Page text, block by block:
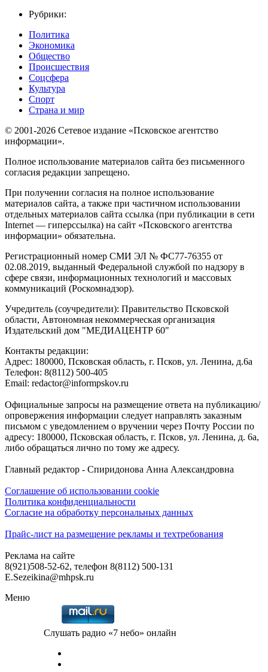
Рубрики:
Политика
Экономика
Общество
Происшествия
Соцсфера
Культура
Спорт
Страна и мир
© 2001-2026 Сетевое издание «Псковское агентство
информации».
Полное использование материалов сайта без письменного
согласия редакции запрещено.
При получении согласия на полное использование
материалов сайта, а также при частичном использовании
отдельных материалов сайта ссылка (при публикации в сети
Internet — гиперссылка) на сайт «Псковского агентства
информации» обязательна.
Регистрационный номер СМИ ЭЛ № ФС77-76355 от
02.08.2019, выданный Федеральной службой по надзору в
сфере связи, информационных технологий и массовых
коммуникаций (Роскомнадзор).
Учредитель (соучредители): Правительство Псковской
области, Автономная некоммерческая организация
Издательский дом "МЕДИАЦЕНТР 60"
Контакты редакции:
Адреc: 180000, Псковская область, г. Псков, ул. Ленина, д.6а
Телефон: 8(8112) 500-405
Email: redactor@informpskov.ru
Официальные запросы на размещение ответа на публикацию/
опровержения информации следует направлять заказным
письмом с уведомлением о вручении через Почту России по
адресу: 180000, Псковская область, г. Псков, ул. Ленина, д. 6а,
либо обращаться лично по тому же адресу.
Главный редактор - Спиридонова Анна Александровна
Соглашение об использовании cookie
Политика конфиденциальности
Согласие на обработку персональных данных
Прайс-лист на размещение рекламы и техтребования
Реклама на сайте
8(921)508-52-62, телефон 8(8112) 500-131
E.Sezeikina@mhpsk.ru
Меню
Слушать радио «7 небо» онлайн